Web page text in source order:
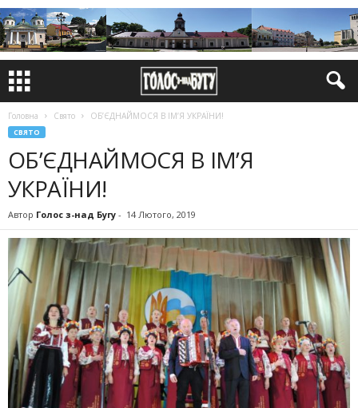
Головна Свято ОБ’ЄДНАЙМОСЯ В ІМ’Я УКРАЇНИ!
СВЯТО
ОБ’ЄДНАЙМОСЯ В ІМ’Я
УКРАЇНИ!
Автор Голос з-над Бугу - 14 Лютого, 2019